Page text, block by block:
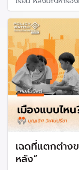
ต้น ๆ ของเรื่องที่คน
ให้ธุรกิจจัดสรรต้องรั
เฉดที่แตกต่าง
หลัง”